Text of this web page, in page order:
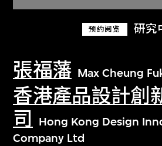
预约阅览 研究
張福藩 Max Cheung
香港產品設計創
司
Hong Kong Design
Company Ltd
关于M+藏品
探索世界顶级的二十及二
文化藏品。